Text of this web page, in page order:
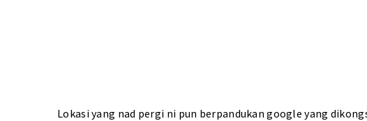
Lokasi yang nad pergi ni pun berpandukan google yang